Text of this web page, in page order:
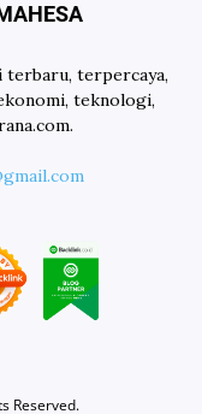
terpercaya,
teknologi,
Reserved.